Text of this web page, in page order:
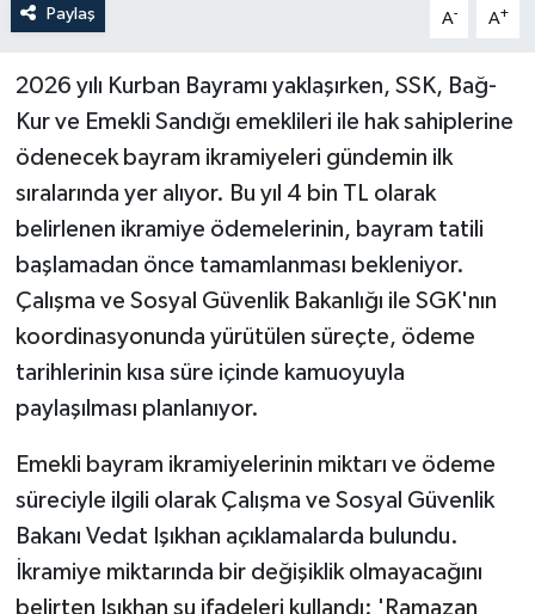
Paylaş A- A+
2026 yılı Kurban Bayramı yaklaşırken, SSK, Bağ-
Kur ve Emekli Sandığı emeklileri ile hak sahiplerine
ödenecek bayram ikramiyeleri gündemin ilk
sıralarında yer alıyor. Bu yıl 4 bin TL olarak
belirlenen ikramiye ödemelerinin, bayram tatili
başlamadan önce tamamlanması bekleniyor.
Çalışma ve Sosyal Güvenlik Bakanlığı ile SGK'nın
koordinasyonunda yürütülen süreçte, ödeme
tarihlerinin kısa süre içinde kamuoyuyla
paylaşılması planlanıyor.
Emekli bayram ikramiyelerinin miktarı ve ödeme
süreciyle ilgili olarak Çalışma ve Sosyal Güvenlik
Bakanı Vedat Işıkhan açıklamalarda bulundu.
İkramiye miktarında bir değişiklik olmayacağını
belirten Işıkhan şu ifadeleri kullandı: 'Ramazan